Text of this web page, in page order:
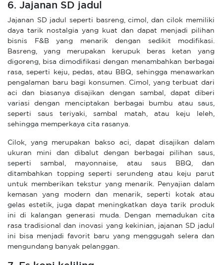
6. Jajanan SD jadul
Jajanan SD jadul seperti basreng, cimol, dan cilok memiliki
daya tarik nostalgia yang kuat dan dapat menjadi pilihan
bisnis F&B yang menarik dengan sedikit modifikasi.
Basreng, yang merupakan kerupuk beras ketan yang
digoreng, bisa dimodifikasi dengan menambahkan berbagai
rasa, seperti keju, pedas, atau BBQ, sehingga menawarkan
pengalaman baru bagi konsumen. Cimol, yang terbuat dari
aci dan biasanya disajikan dengan sambal, dapat diberi
variasi dengan menciptakan berbagai bumbu atau saus,
seperti saus teriyaki, sambal matah, atau keju leleh,
sehingga memperkaya cita rasanya.
Cilok, yang merupakan bakso aci, dapat disajikan dalam
ukuran mini dan dibalut dengan berbagai pilihan saus,
seperti sambal, mayonnaise, atau saus BBQ, dan
ditambahkan topping seperti serundeng atau keju parut
untuk memberikan tekstur yang menarik. Penyajian dalam
kemasan yang modern dan menarik, seperti kotak atau
gelas estetik, juga dapat meningkatkan daya tarik produk
ini di kalangan generasi muda. Dengan memadukan cita
rasa tradisional dan inovasi yang kekinian, jajanan SD jadul
ini bisa menjadi favorit baru yang menggugah selera dan
mengundang banyak pelanggan.